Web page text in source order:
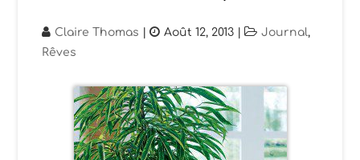
Claire Thomas | Août 12, 2013 | Journal,
Rêves